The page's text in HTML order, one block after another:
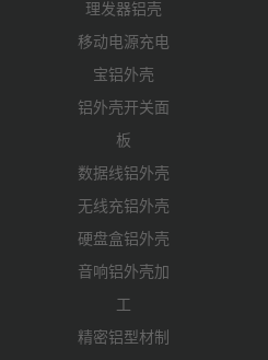
理发器铝壳
移动电源充电
宝铝外壳
铝外壳开关面
板
数据线铝外壳
无线充铝外壳
硬盘盒铝外壳
音响铝外壳加
工
精密铝型材制